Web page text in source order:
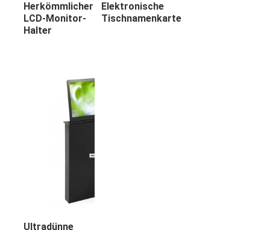
Herkömmlicher
LCD-Monitor-
Halter
Elektronische
Tischnamenkarte
Ultradünne